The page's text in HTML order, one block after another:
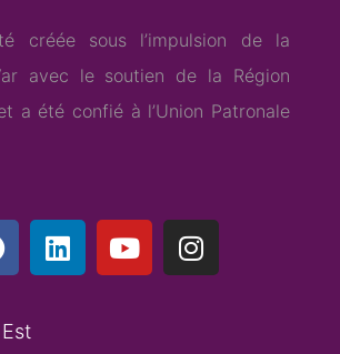
créée sous l’impulsion de la
avec le soutien de la Région
a été confié à l’Union Patronale